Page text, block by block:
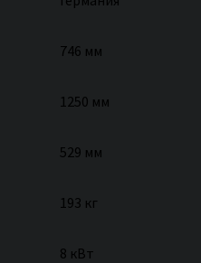
746 мм
1250 мм
529 мм
193 кг
8 кВт